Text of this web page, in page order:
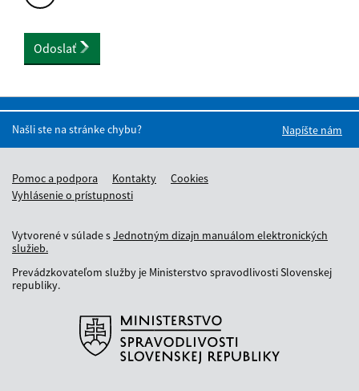
Odoslať
Našli ste na stránke chybu? Napíšte nám
Pomoc a podpora Kontakty
Cookies
Vyhlásenie o prístupnosti
Vytvorené v súlade sJednotným dizajn manuálom elektronických
služieb.
Prevádzkovateľom služby je Ministerstvo spravodlivosti Slovenskej
republiky.